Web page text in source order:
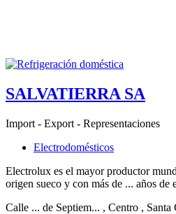
SALVATIERRA SA
Import - Export - Representaciones
Electrodomésticos
Electrolux es el mayor productor
origen sueco y con más de ... años de
Calle ... de Septiem... , Centro , Santa